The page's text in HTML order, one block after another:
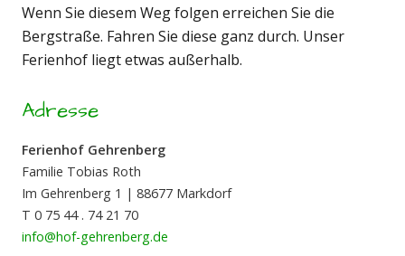
Wenn Sie diesem Weg folgen erreichen Sie die
Bergstraße. Fahren Sie diese ganz durch. Unser
Ferienhof liegt etwas außerhalb.
Adresse
Ferienhof Gehrenberg
Familie Tobias Roth
Im Gehrenberg 1 | 88677 Markdorf
T 0 75 44 . 74 21 70
info@hof-gehrenberg.de